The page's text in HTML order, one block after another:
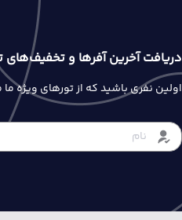
دریافت آخرین آفرها و تخفیف‌های
اولین نفری باشید که از تورهای ویژه